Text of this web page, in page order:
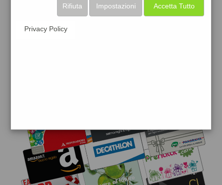
raccogli punti da convertire inbuoni sconto
Accetta Tutto
Impostazioni
Rifiuta
Privacy Policy